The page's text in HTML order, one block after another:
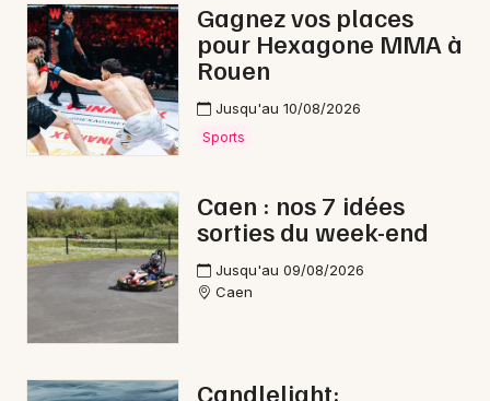
Gagnez vos places
pour Hexagone MMA à
Rouen
Jusqu'au 10/08/2026
Sports
Caen : nos 7 idées
sorties du week-end
Jusqu'au 09/08/2026
Caen
Candlelight: